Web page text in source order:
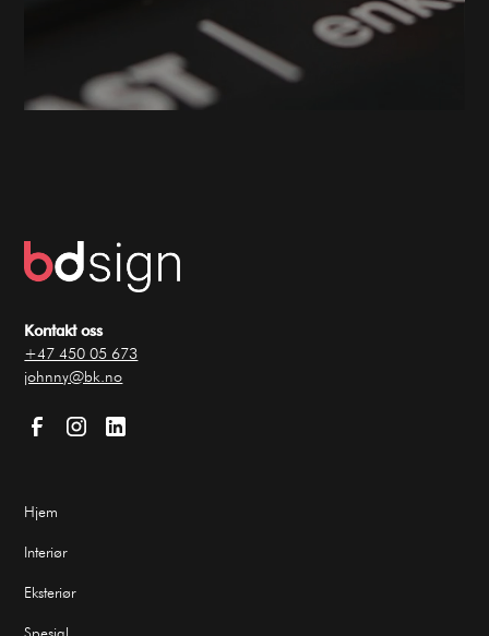
Kontakt oss
+47 450 05 673
johnny@bk.no
Hjem
Interiør
Eksteriør